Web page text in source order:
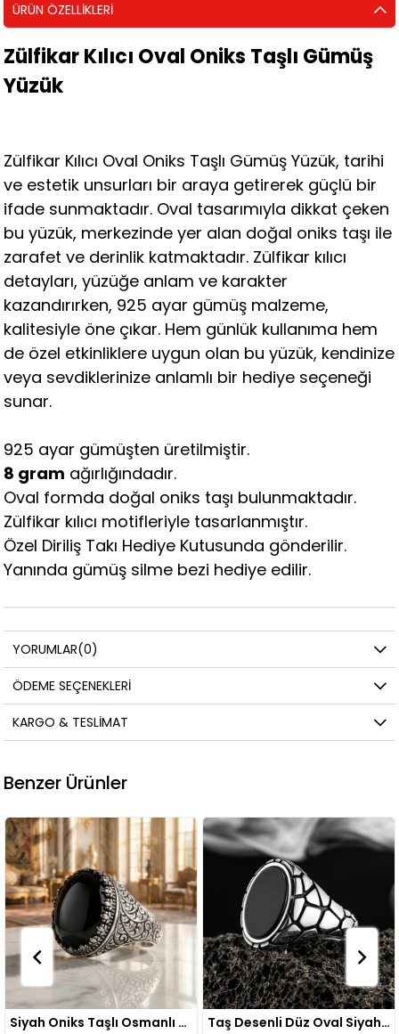
ÜRÜN ÖZELLIKLERI
Zülfikar Kılıcı Oval Oniks Taşlı Gümüş
Yüzük
Zülfikar Kılıcı Oval Oniks Taşlı Gümüş Yüzük, tarihi
ve estetik unsurları bir araya getirerek güçlü bir
ifade sunmaktadır. Oval tasarımıyla dikkat çeken
bu yüzük, merkezinde yer alan doğal oniks taşı ile
zarafet ve derinlik katmaktadır. Zülfikar kılıcı
detayları, yüzüğe anlam ve karakter
kazandırırken, 925 ayar gümüş malzeme,
kalitesiyle öne çıkar. Hem günlük kullanıma hem
de özel etkinliklere uygun olan bu yüzük, kendinize
veya sevdiklerinize anlamlı bir hediye seçeneği
sunar.
925 ayar gümüşten üretilmiştir.
8 gram ağırlığındadır.
Oval formda doğal oniks taşı bulunmaktadır.
Zülfikar kılıcı motifleriyle tasarlanmıştır.
Özel Diriliş Takı Hediye Kutusunda gönderilir.
Yanında gümüş silme bezi hediye edilir.
YORUMLAR(0)
ÖDEME SEÇENEKLERI
KARGO & TESLIMAT
Benzer Ürünler
Siyah Oniks Taşlı Osmanlı Desenli Gümüş Yüzük
Taş Desenli Düz Oval Siyah Oniks Taşlı Erkek Gümüş Yüzük